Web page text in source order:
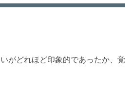
き方
がどれほど印象的であったか、覚